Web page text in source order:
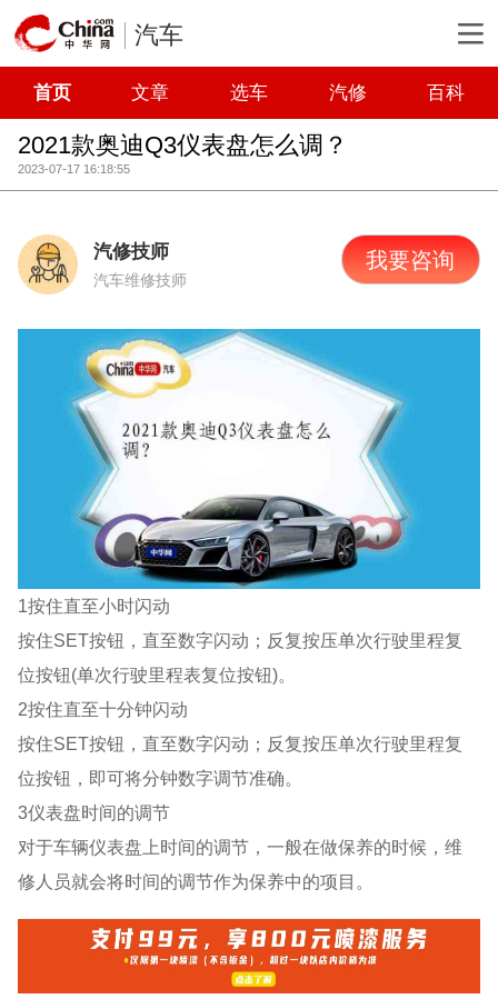
汽车
首页 文章 选车 汽修 百科
2021款奥迪Q3仪表盘怎么调？
2023-07-17 16:18:55
汽修技师
汽车维修技师
我要咨询
1按住直至小时闪动
按住SET按钮，直至数字闪动；反复按压单次行驶里程复
位按钮(单次行驶里程表复位按钮)。
2按住直至十分钟闪动
按住SET按钮，直至数字闪动；反复按压单次行驶里程复
位按钮，即可将分钟数字调节准确。
3仪表盘时间的调节
对于车辆仪表盘上时间的调节，一般在做保养的时候，维
修人员就会将时间的调节作为保养中的项目。